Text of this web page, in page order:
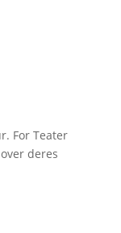
For Teater
deres